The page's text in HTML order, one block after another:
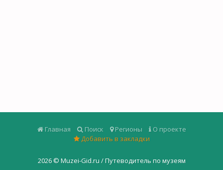
Главная Поиск Регионы
О проекте
Добавить в закладки
2026 © Muzei-Gid.ru / Путеводитель по музеям